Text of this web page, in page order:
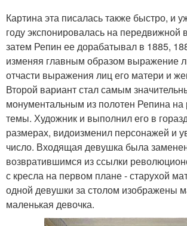
Картина эта писалась также быстро, и
году экспонировалась на передвижной
затем Репин ее дорабатывал в 1885,
изменяя главным образом выражение
отчасти выражения лиц его матери и
Второй вариант стал самым
монументальным из полотен Репина
темы. Художник и выполнил его в
размерах, видоизменил персонажей и
число. Входящая девушка была
возвратившимся из ссылки
с кресла на первом плане - старухой
одной девушки за столом изображены
маленькая девочка.